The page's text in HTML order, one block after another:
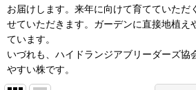
お届けします。来年に向けて育てていただ
せていただきます。ガーデンに直接地植え
ています。
いづれも、ハイドランジアブリーダーズ協
やすい株です。